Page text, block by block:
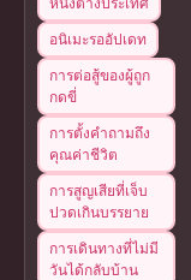
อนิเมะรออัปเดท
การต่อสู้ของผู้ถูก
กดขี่
การตั้งคำถามถึง
คุณค่าชีวิต
การสูญเสียที่เจ็บ
ปวดเกินบรรยาย
การเดินทางที่ไม่มี
วันได้กลับบ้าน